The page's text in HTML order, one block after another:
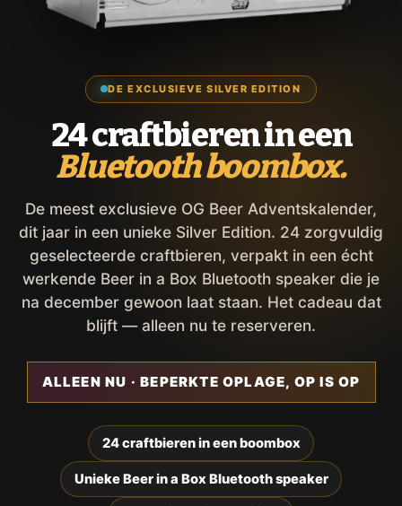
DE EXCLUSIEVE SILVER EDITION
24 craftbieren in een
Bluetooth boombox.
De meest exclusieve OG Beer Adventskalender,
dit jaar in een unieke Silver Edition. 24 zorgvuldig
geselecteerde craftbieren, verpakt in een écht
werkende Beer in a Box Bluetooth speaker die je
na december gewoon laat staan. Het cadeau dat
blijft — alleen nu te reserveren.
ALLEEN NU · BEPERKTE OPLAGE, OP IS OP
24 craftbieren in een boombox
Unieke Beer in a Box Bluetooth speaker